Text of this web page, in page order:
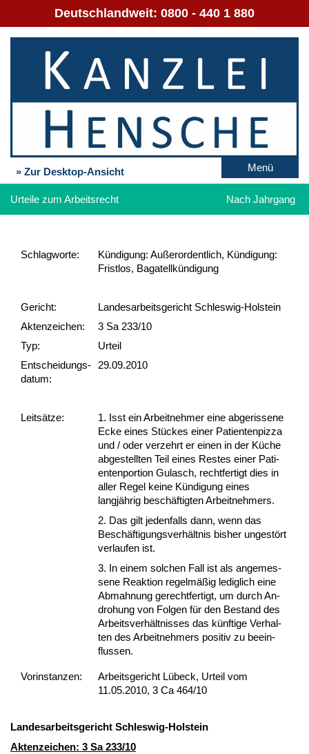
Deutschlandweit: 0800 - 440 1 880
» Zur Desktop-Ansicht Menü
Urteile zum Arbeitsrecht Nach Jahrgang
Schlag­worte:
Kündigung: Außerordentlich, Kündigung:
Fristlos, Bagatellkündigung
Gericht:
Landesarbeitsgericht Schleswig-Holstein
Akten­zeichen:
3 Sa 233/10
Typ:
Urteil
Ent­scheid­ungs­
datum:
29.09.2010
Leit­sätze:
1. Isst ein Ar­beit­neh­mer ei­ne ab­ge­ris­se­ne
Ecke ei­nes Stückes ei­ner Pa­ti­en­ten­piz­za
und / oder ver­zehrt er ei­nen in der Küche
ab­ge­stell­ten Teil ei­nes Res­tes ei­ner Pa­ti­
en­ten­por­ti­on Gu­lasch, recht­fer­tigt dies in
al­ler Re­gel kei­ne Kündi­gung ei­nes
langjährig beschäftig­ten Ar­beit­neh­mers.
2. Das gilt je­den­falls dann, wenn das
Beschäfti­gungs­verhält­nis bis­her un­gestört
ver­lau­fen ist.
3. In ei­nem sol­chen Fall ist als an­ge­mes­
se­ne Re­ak­ti­on re­gelmäßig le­dig­lich ei­ne
Ab­mah­nung ge­recht­fer­tigt, um durch An­
dro­hung von Fol­gen für den Be­stand des
Ar­beits­verhält­nis­ses das künf­ti­ge Ver­hal­
ten des Ar­beit­neh­mers po­si­tiv zu be­ein­
flus­sen.
Vor­ins­tan­zen:
Arbeitsgericht Lübeck, Urteil vom
11.05.2010, 3 Ca 464/10
Lan­des­ar­beits­ge­richt Schles­wig-Hol­stein
Ak­ten­zei­chen: 3 Sa 233/10